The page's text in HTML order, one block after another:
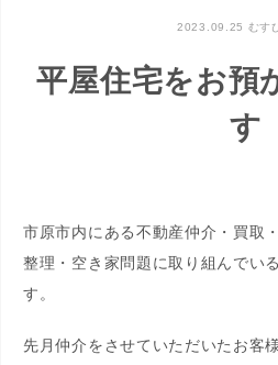
2023.09.25 むす
平屋住宅をお預
す
市原市内にある不動産仲介・買取
整理・空き家問題に取り組んでい
す。
先月仲介をさせていただいたお客